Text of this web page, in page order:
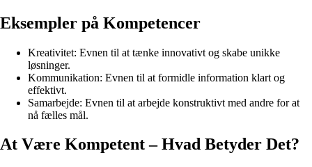
Eksempler på Kompetencer
Kreativitet: Evnen til at tænke innovativt og skabe unikke
løsninger.
Kommunikation: Evnen til at formidle information klart og
effektivt.
Samarbejde: Evnen til at arbejde konstruktivt med andre for at
nå fælles mål.
At Være Kompetent – Hvad Betyder Det?